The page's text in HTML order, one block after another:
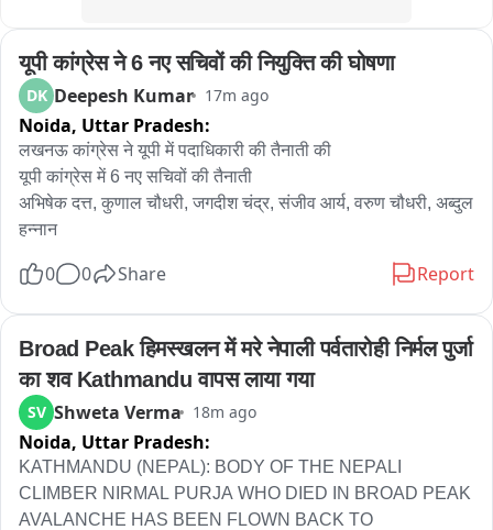
यूपी कांग्रेस ने 6 नए सचिवों की नियुक्ति की घोषणा
DK Deepesh Kumar 17m ago
Noida, Uttar Pradesh:
लखनऊ कांग्रेस ने यूपी में पदाधिकारी की तैनाती की
यूपी कांग्रेस में 6 नए सचिवों की तैनाती
अभिषेक दत्त, कुणाल चौधरी, जगदीश चंद्र, संजीव आर्य, वरुण चौधरी, अब्दुल
हन्नान
0 0 Share Report
Broad Peak हिमस्खलन में मरे नेपाली पर्वतारोही निर्मल पुर्जा
का शव Kathmandu वापस लाया गया
SV Shweta Verma 18m ago
Noida, Uttar Pradesh:
KATHMANDU (NEPAL): BODY OF THE NEPALI
CLIMBER NIRMAL PURJA WHO DIED IN BROAD PEAK
AVALANCHE HAS BEEN FLOWN BACK TO